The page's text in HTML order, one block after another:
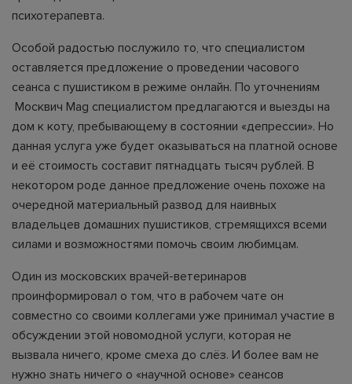
психотерапевта.
Особой радостью послужило то, что специалистом
оставляется предложение о проведении часового
сеанса с пушистиком в режиме онлайн. По уточнениям
Москвич Mag специалистом предлагаются и выезды на
дом к коту, пребывающему в состоянии «депрессии». Но
данная услуга уже будет оказываться на платной основе
и её стоимость составит пятнадцать тысяч рублей. В
некотором роде данное предложение очень похоже на
очередной материальный развод для наивных
владельцев домашних пушистиков, стремящихся всеми
силами и возможностями помочь своим любимцам.
Один из московских врачей-ветеринаров
проинформировал о том, что в рабочем чате он
совместно со своими коллегами уже принимал участие в
обсуждении этой новомодной услуги, которая не
вызвала ничего, кроме смеха до слёз. И более вам не
нужно знать ничего о «научной основе» сеансов